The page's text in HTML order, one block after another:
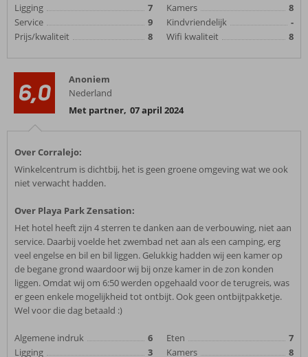
Ligging
7
Service
9
Prijs/kwaliteit
8
Kamers
8
Kindvriendelijk
-
Wifi kwaliteit
8
6,0
Anoniem
Nederland
Met partner, 07 april 2024
Over Corralejo:
Winkelcentrum is dichtbij, het is geen groene omgeving wat we ook
niet verwacht hadden.
Over Playa Park Zensation:
Het hotel heeft zijn 4 sterren te danken aan de verbouwing, niet aan
service. Daarbij voelde het zwembad net aan als een camping, erg
veel engelse en bil en bil liggen. Gelukkig hadden wij een kamer op
de begane grond waardoor wij bij onze kamer in de zon konden
liggen. Omdat wij om 6:50 werden opgehaald voor de terugreis, was
er geen enkele mogelijkheid tot ontbijt. Ook geen ontbijtpakketje.
Wel voor die dag betaald :)
Algemene indruk
6
Ligging
3
Eten
7
Kamers
8